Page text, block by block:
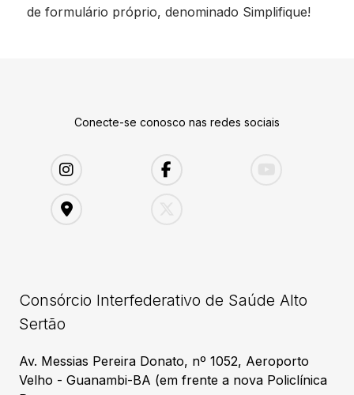
de formulário próprio, denominado Simplifique!
Conecte-se conosco nas redes sociais
Consórcio Interfederativo de Saúde Alto
Sertão
Av. Messias Pereira Donato, nº 1052, Aeroporto
Velho - Guanambi-BA (em frente a nova Policlínica